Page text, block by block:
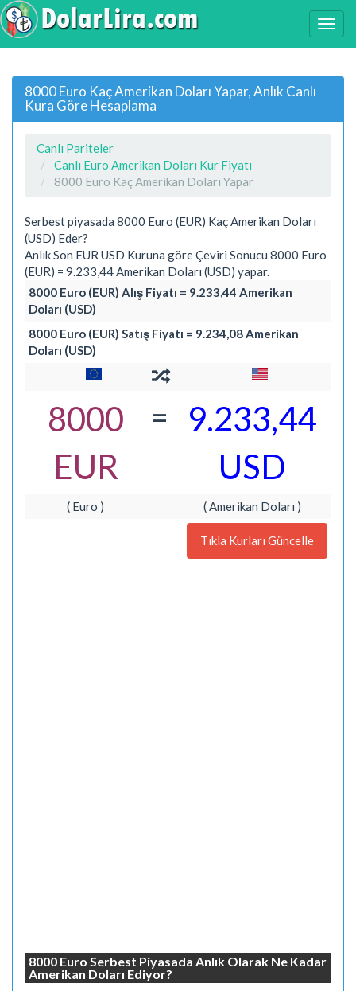
8000 Euro Kaç Amerikan Doları Yapar, Anlık Canlı
Kura Göre Hesaplama
Canlı Pariteler
Canlı Euro Amerikan Doları Kur Fiyatı
8000 Euro Kaç Amerikan Doları Yapar
Serbest piyasada 8000 Euro (EUR) Kaç Amerikan Doları
(USD) Eder?
Anlık Son EUR USD Kuruna göre Çeviri Sonucu 8000 Euro
(EUR) = 9.233,44 Amerikan Doları (USD) yapar.
8000 Euro (EUR) Alış Fiyatı = 9.233,44 Amerikan
Doları (USD)
8000 Euro (EUR) Satış Fiyatı = 9.234,08 Amerikan
Doları (USD)
8000
EUR
=
9.233,44
USD
( Euro ) ( Amerikan Doları )
Tıkla Kurları Güncelle
8000 Euro Serbest Piyasada Anlık Olarak Ne Kadar
Amerikan Doları Ediyor?